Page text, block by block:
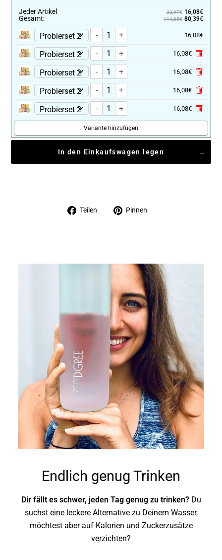
Jeder Artikel 22,97€ 16,08€
Gesamt: 114,85€ 80,39€
- + 16,08€
- + 16,08€
- + 16,08€
- + 16,08€
- + 16,08€
Variante hinzufügen
In den Einkaufswagen legen
Teilen
Auf
Pinnen
Endlich genug Trinken
Dir fällt es schwer, jeden Tag genug zu trinken?Du
suchst eine leckere Alternative zu Deinem Wasser,
möchtest aber auf Kalorien und Zuckerzusätze
verzichten?